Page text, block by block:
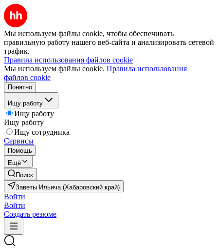
Мы используем файлы cookie, чтобы обеспечивать
правильную работу нашего веб-сайта и анализировать сетевой
трафик.
Правила использования файлов cookie
Мы используем файлы cookie. Правила использования
файлов cookie
Понятно
Ищу работу
Ищу работу
Ищу работу
Ищу сотрудника
Сервисы
Помощь
Ещё
Поиск
Заветы Ильича (Хабаровский край)
Войти
Войти
Создать резюме